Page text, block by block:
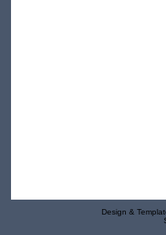
Design &